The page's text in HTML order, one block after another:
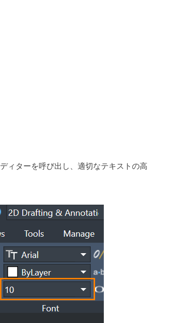
ィターを呼び出し、適切なテキストの高